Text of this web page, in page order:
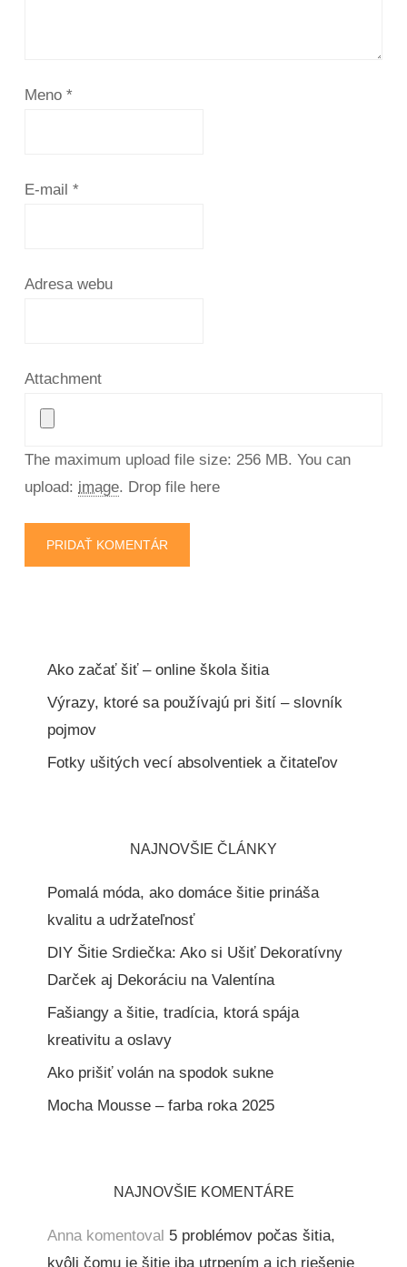
Meno*
E-mail*
Adresa webu
Attachment
The maximum upload file size: 256 MB.You can
upload: image. Drop file here
Ako začať šiť – online škola šitia
Výrazy, ktoré sa používajú pri šití – slovník
pojmov
Fotky ušitých vecí absolventiek a čitateľov
NAJNOVŠIE ČLÁNKY
Pomalá móda, ako domáce šitie prináša
kvalitu a udržateľnosť
DIY Šitie Srdiečka: Ako si Ušiť Dekoratívny
Darček aj Dekoráciu na Valentína
Fašiangy a šitie, tradícia, ktorá spája
kreativitu a oslavy
Ako prišiť volán na spodok sukne
Mocha Mousse – farba roka 2025
NAJNOVŠIE KOMENTÁRE
Annakomentoval 5 problémov počas šitia,
kvôli čomu je šitie iba utrpením a ich riešenie